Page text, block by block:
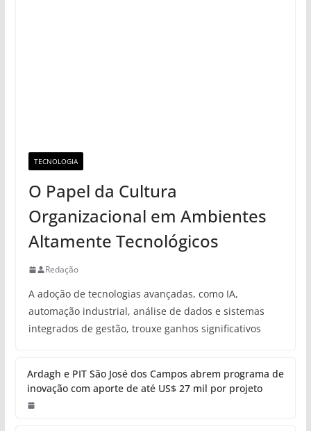
TECNOLOGIA
O Papel da Cultura
Organizacional em Ambientes
Altamente Tecnológicos
Redação
A adoção de tecnologias avançadas, como IA,
automação industrial, análise de dados e sistemas
integrados de gestão, trouxe ganhos significativos
Ardagh e PIT São José dos Campos abrem programa de
inovação com aporte de até US$ 27 mil por projeto